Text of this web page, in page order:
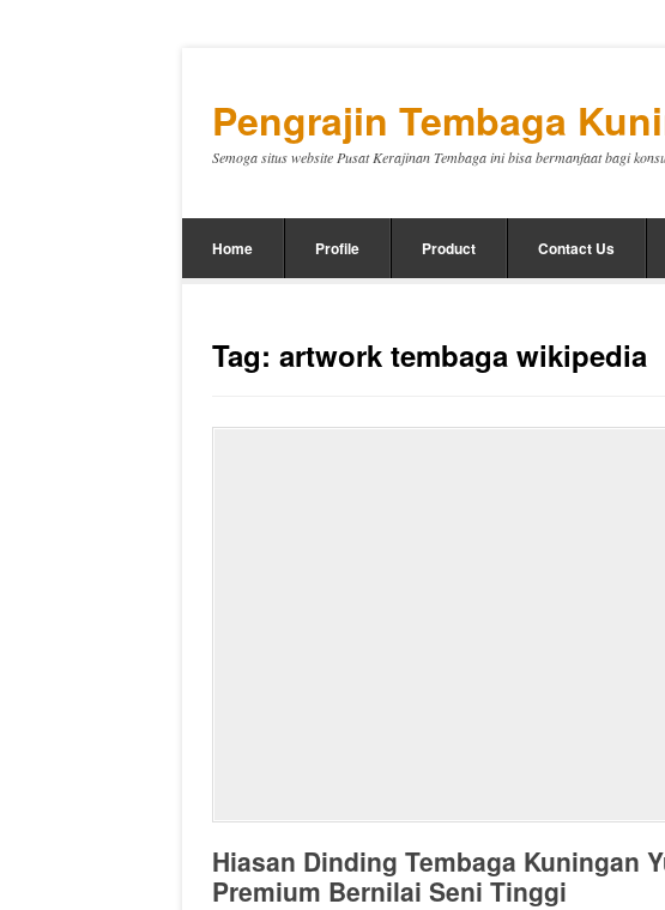
Pengrajin Tembaga
Semoga situs website Pusat Kerajinan Tembaga ini bisa bermanfaat bagi
Home Profile Product Contact Us
Tag: artwork tembaga wikipedia
Hiasan Dinding Tembaga Kuningan
Premium Bernilai Seni Tinggi